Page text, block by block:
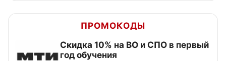
ПРОМОКОДЫ
Скидка 10% на ВО и СПО в первый
год обучения